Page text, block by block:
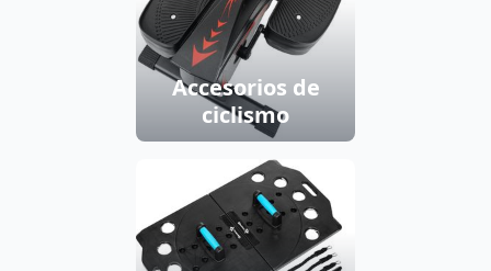
Accesorios de
ciclismo